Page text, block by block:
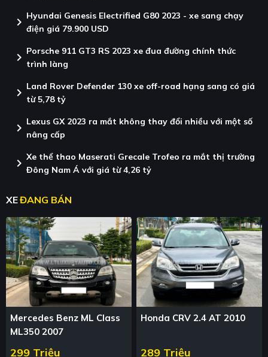
chevron_right Hyundai Genesis Electrified G80 2023 - xe sang chạy
điện giá 79.900 USD
chevron_right Porsche 911 GT3 RS 2023 xe đua đường chính thức
trình làng
chevron_right Land Rover Defender 130 xe off-road hạng sang có giá
từ 5,78 tỷ
chevron_right Lexus GX 2023 ra mắt không thay đổi nhiều với một số
nâng cấp
chevron_right Xe thể thao Maserati Grecale Trofeo ra mắt thị trường
Đông Nam Á với giá từ 4,26 tỷ
XEĐANG BÁN
Mercedes Benz ML Class
ML350 2007
299 Triệu
Honda CRV 2.4 AT 2010
289 Triệu